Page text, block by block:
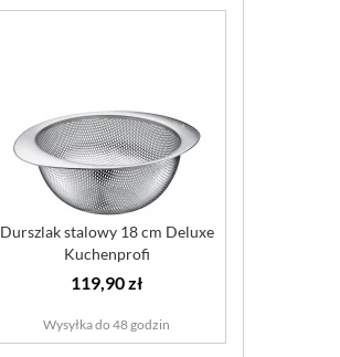
Durszlak stalowy 18 cm Deluxe
Kuchenprofi
119,90 zł
Wysyłka do 48 godzin